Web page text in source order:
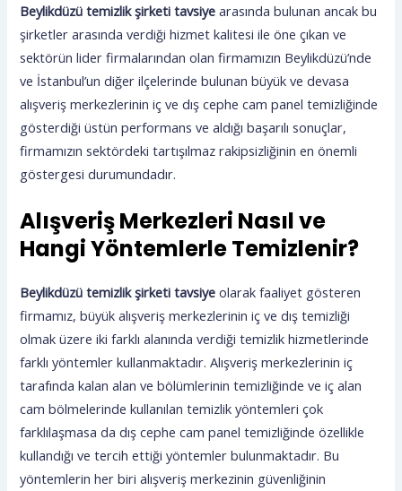
Beylikdüzü temizlik şirketi tavsiye arasında bulunan ancak bu
şirketler arasında verdiği hizmet kalitesi ile öne çıkan ve
sektörün lider firmalarından olan firmamızın Beylikdüzü’nde
ve İstanbul’un diğer ilçelerinde bulunan büyük ve devasa
alışveriş merkezlerinin iç ve dış cephe cam panel temizliğinde
gösterdiği üstün performans ve aldığı başarılı sonuçlar,
firmamızın sektördeki tartışılmaz rakipsizliğinin en önemli
göstergesi durumundadır.
Alışveriş Merkezleri Nasıl ve
Hangi Yöntemlerle Temizlenir?
Beylikdüzü temizlik şirketi tavsiye olarak faaliyet gösteren
firmamız, büyük alışveriş merkezlerinin iç ve dış temizliği
olmak üzere iki farklı alanında verdiği temizlik hizmetlerinde
farklı yöntemler kullanmaktadır. Alışveriş merkezlerinin iç
tarafında kalan alan ve bölümlerinin temizliğinde ve iç alan
cam bölmelerinde kullanılan temizlik yöntemleri çok
farklılaşmasa da dış cephe cam panel temizliğinde özellikle
kullandığı ve tercih ettiği yöntemler bulunmaktadır. Bu
yöntemlerin her biri alışveriş merkezinin güvenliğinin